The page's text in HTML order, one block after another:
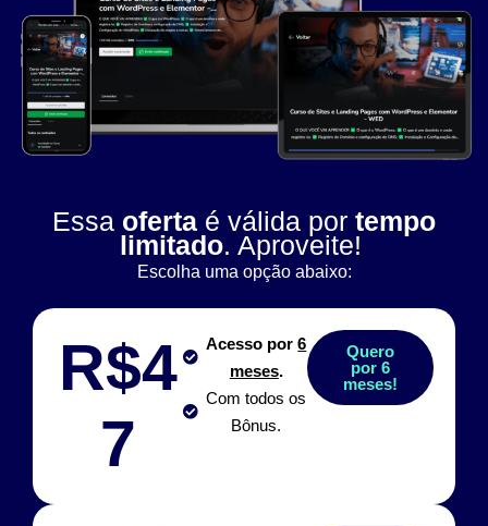
Essa oferta é válida por tempo
limitado. Aproveite!
Escolha uma opção abaixo:
R$4
7
Acesso por6
meses.
Com todos os
Bônus.
Quero
por 6
meses!